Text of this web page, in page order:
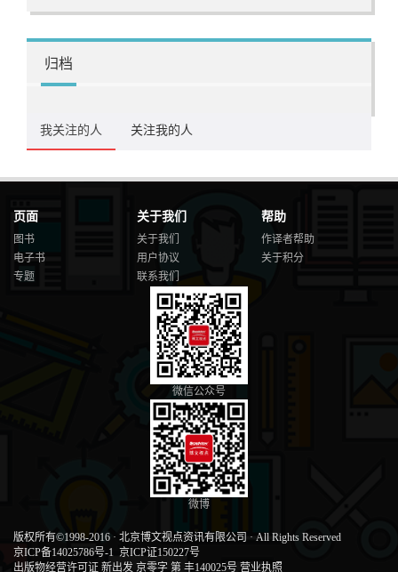
归档
我关注的人 关注我的人
页面
图书
电子书
专题
关于我们
关于我们
用户协议
联系我们
帮助
作译者帮助
关于积分
微信公众号
微博
版权所有©1998-2016 · 北京博文视点资讯有限公司 · All Rights Reserved
京ICP备14025786号-1 京ICP证150227号
出版物经营许可证 新出发 京零字 第 丰140025号 营业执照